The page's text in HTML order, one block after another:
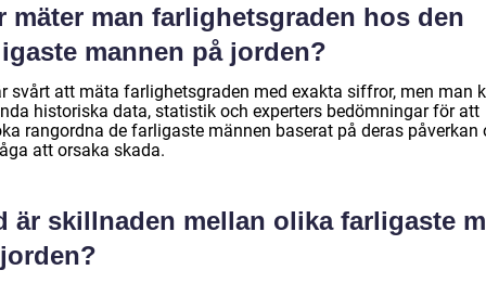
mäter man farlighetsgraden hos den
mannen på jorden?
svårt att mäta farlighetsgraden med exakta siffror, men man
historiska data, statistik och experters bedömningar för att
rangordna de farligaste männen baserat på deras påverkan
att orsaka skada.
är skillnaden mellan olika farligaste